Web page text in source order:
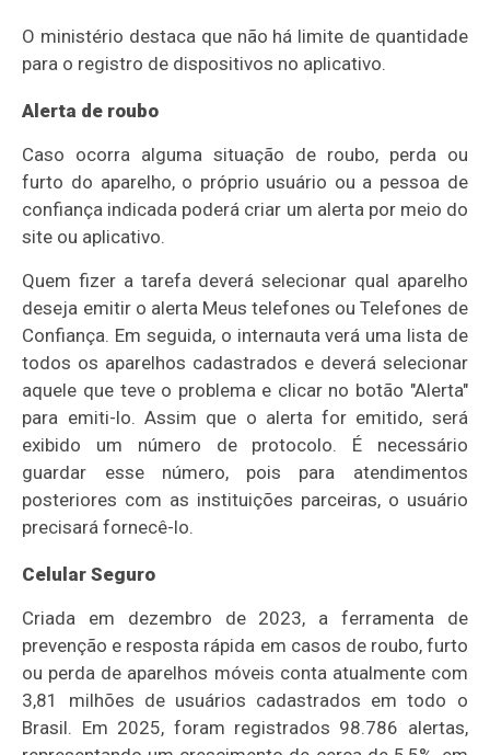
O ministério destaca que não há limite de quantidade
para o registro de dispositivos no aplicativo.
Alerta de roubo
Caso ocorra alguma situação de roubo, perda ou
furto do aparelho, o próprio usuário ou a pessoa de
confiança indicada poderá criar um alerta por meio do
site ou aplicativo.
Quem fizer a tarefa deverá selecionar qual aparelho
deseja emitir o alerta Meus telefones ou Telefones de
Confiança. Em seguida, o internauta verá uma lista de
todos os aparelhos cadastrados e deverá selecionar
aquele que teve o problema e clicar no botão "Alerta"
para emiti-lo. Assim que o alerta for emitido, será
exibido um número de protocolo. É necessário
guardar esse número, pois para atendimentos
posteriores com as instituições parceiras, o usuário
precisará fornecê-lo.
Celular Seguro
Criada em dezembro de 2023, a ferramenta de
prevenção e resposta rápida em casos de roubo, furto
ou perda de aparelhos móveis conta atualmente com
3,81 milhões de usuários cadastrados em todo o
Brasil. Em 2025, foram registrados 98.786 alertas,